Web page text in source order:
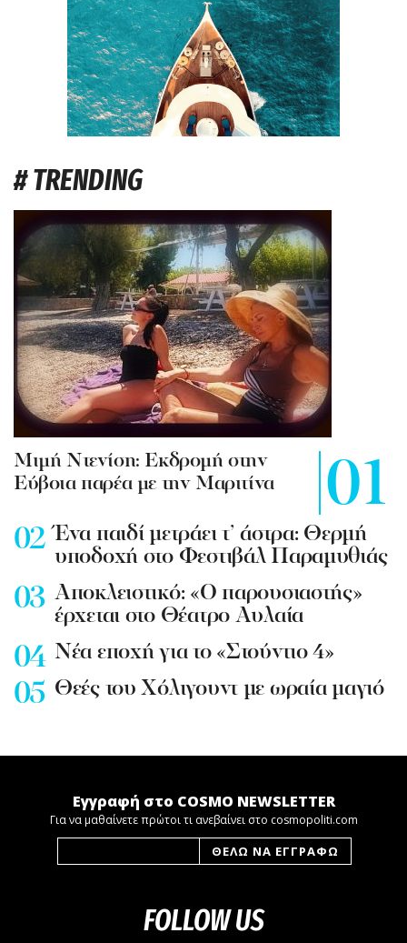
# TRENDING
Mιμή Ντενίση: Εκδρομή στην
Εύβοια παρέα με την Μαριτίνα
Ένα παιδί μετράει τ’ άστρα: Θερμή
υποδοχή στο Φεστιβάλ Παραμυθιάς
Aποκλειστικό: «Ο παρουσιαστής»
έρχεται στο Θέατρο Αυλαία
Nέα εποχή για το «Στούντιο 4»
Θεές του Χόλιγουντ με ωραία μαγιό
Εγγραφή στο COSMO NEWSLETTER
Για να μαθαίνετε πρώτοι τι ανεβαίνει στο cosmopoliti.com
FOLLOW US